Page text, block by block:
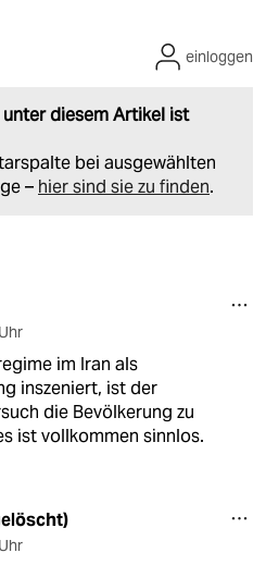
diesem Artikel ist
bei ausgewählten
– hier sind sie zu finden.
einloggen
im Iran als
inszeniert, ist der
die Bevölkerung zu
ist vollkommen sinnlos.